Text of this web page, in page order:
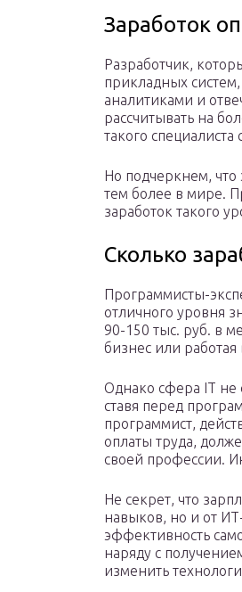
Заработок
Разработчик,
прикладных
аналитиками и
рассчитывать на
такого специалиста
Но подчеркнем, что
тем более в мире.
заработок такого
Сколько
Программисты-
отличного уровня
90-150 тыс. руб. в
бизнес или
Однако сфера IT не
ставя перед
программист,
оплаты труда,
своей профессии.
Не секрет, что
навыков, но и от
эффективность
наряду с
изменить